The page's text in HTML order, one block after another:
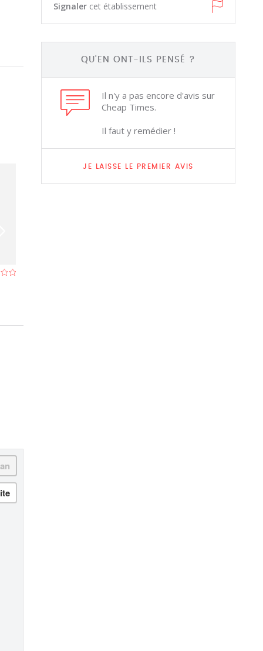
Signaler cet établissement
QU'EN ONT-ILS PENSÉ ?
Il n'y a pas encore d'avis sur
Cheap Times.
Il faut y remédier !
JE LAISSE LE PREMIER AVIS